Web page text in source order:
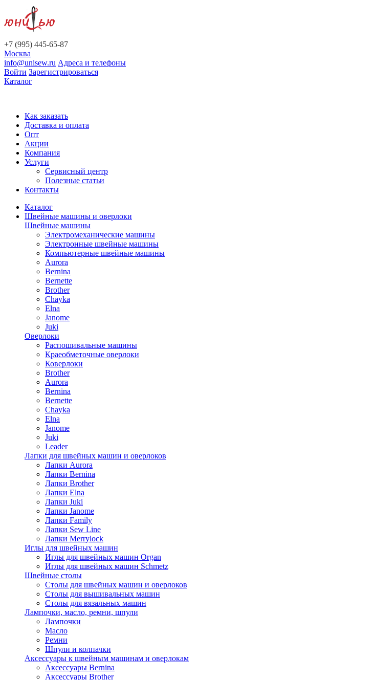
+7 (995) 445-65-87
Москва
info@unisew.ru Адреса и телефоны
Войти Зарегистрироваться
Каталог
Как заказать
Доставка и оплата
Опт
Акции
Компания
Услуги
Сервисный центр
Полезные статьи
Контакты
Каталог
Швейные машины и оверлоки
Швейные машины
Электромеханические машины
Электронные швейные машины
Компьютерные швейные машины
Aurora
Bernina
Bernette
Brother
Chayka
Elna
Janome
Juki
Оверлоки
Распошивальные машины
Краеобметочные оверлоки
Коверлоки
Brother
Aurora
Bernina
Bernette
Chayka
Elna
Janome
Juki
Leader
Лапки для швейных машин и оверлоков
Лапки Aurora
Лапки Bernina
Лапки Brother
Лапки Elna
Лапки Juki
Лапки Janome
Лапки Family
Лапки Sew Line
Лапки Merrylock
Иглы для швейных машин
Иглы для швейных машин Organ
Иглы для швейных машин Schmetz
Швейные столы
Столы для швейных машин и оверлоков
Столы для вышивальных машин
Столы для вязальных машин
Лампочки, масло, ремни, шпули
Лампочки
Масло
Ремни
Шпули и колпачки
Аксессуары к швейным машинам и оверлокам
Аксессуары Bernina
Аксессуары Brother